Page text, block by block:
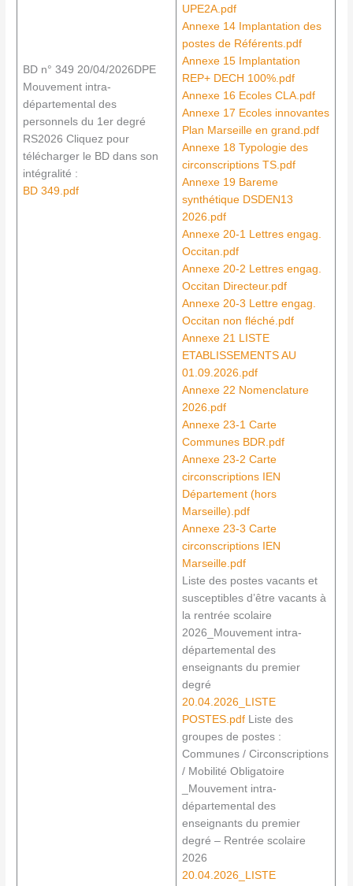
BD n° 349 20/04/2026DPE
Mouvement intra-
départemental des
personnels du 1er degré
RS2026 Cliquez pour
télécharger le BD dans son
intégralité :
BD 349.pdf
UPE2A.pdf
Annexe 14 Implantation des
postes de Référents.pdf
Annexe 15 Implantation
REP+ DECH 100%.pdf
Annexe 16 Ecoles CLA.pdf
Annexe 17 Ecoles innovantes
Plan Marseille en grand.pdf
Annexe 18 Typologie des
circonscriptions TS.pdf
Annexe 19 Bareme
synthétique DSDEN13
2026.pdf
Annexe 20-1 Lettres engag.
Occitan.pdf
Annexe 20-2 Lettres engag.
Occitan Directeur.pdf
Annexe 20-3 Lettre engag.
Occitan non fléché.pdf
Annexe 21 LISTE
ETABLISSEMENTS AU
01.09.2026.pdf
Annexe 22 Nomenclature
2026.pdf
Annexe 23-1 Carte
Communes BDR.pdf
Annexe 23-2 Carte
circonscriptions IEN
Département (hors
Marseille).pdf
Annexe 23-3 Carte
circonscriptions IEN
Marseille.pdf
Liste des postes vacants et
susceptibles d’être vacants à
la rentrée scolaire
2026_Mouvement intra-
départemental des
enseignants du premier
degré
20.04.2026_LISTE
POSTES.pdfListe des
groupes de postes :
Communes / Circonscriptions
/ Mobilité Obligatoire
_Mouvement intra-
départemental des
enseignants du premier
degré – Rentrée scolaire
2026
20.04.2026_LISTE